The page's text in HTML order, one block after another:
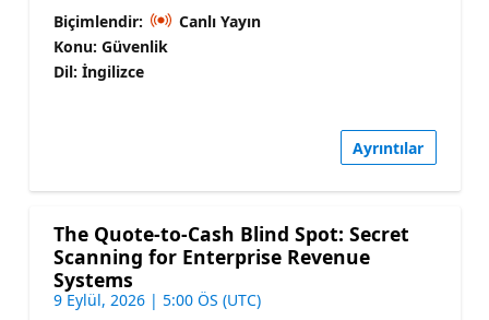
Biçimlendir:
Canlı Yayın
Konu: Güvenlik
Dil: İngilizce
Ayrıntılar
The Quote-to-Cash Blind Spot: Secret
Scanning for Enterprise Revenue
Systems
9 Eylül, 2026 | 5:00 ÖS (UTC)